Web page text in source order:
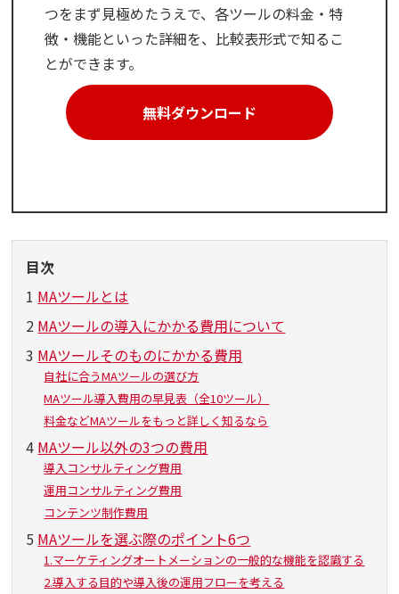
つをまず見極めたうえで、各ツールの料金・特
徴・機能といった詳細を、比較表形式で知るこ
とができます。
無料ダウンロード
目次
1 MAツールとは
2 MAツールの導入にかかる費用について
3 MAツールそのものにかかる費用
自社に合うMAツールの選び方
MAツール導入費用の早見表（全10ツール）
料金などMAツールをもっと詳しく知るなら
4 MAツール以外の3つの費用
導入コンサルティング費用
運用コンサルティング費用
コンテンツ制作費用
5 MAツールを選ぶ際のポイント6つ
1.マーケティングオートメーションの一般的な機能を認識する
2.導入する目的や導入後の運用フローを考える